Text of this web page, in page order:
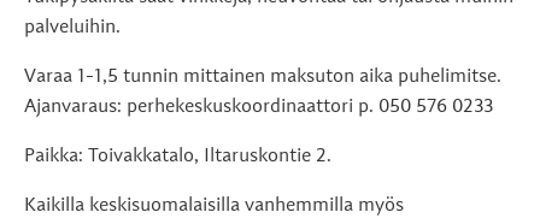
palveluihin.
Varaa 1-1,5 tunnin mittainen maksuton aika puhelimitse.
Ajanvaraus: perhekeskuskoordinaattori p. 050 576 0233
Paikka: Toivakkatalo, Iltaruskontie 2.
Kaikilla keskisuomalaisilla vanhemmilla myös